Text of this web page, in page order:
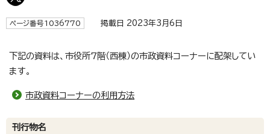
ページ番号1036770 掲載日 2023年3月6日
下記の資料は、市役所7階（西棟）の市政資料コーナーに配架してい
ます。
市政資料コーナーの利用方法
刊行物名